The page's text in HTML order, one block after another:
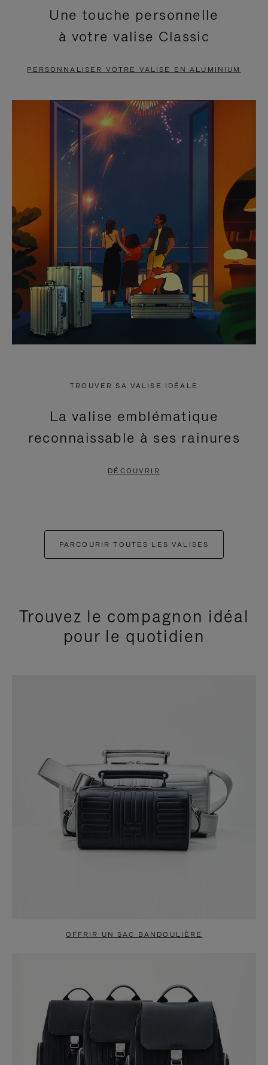
EN
PAUSE,
APPUYEZ
POUR
METTRE
PAUSE
VIDÉO
EST
DÉSACTIVÉ.
CLIQUER
POUR
RÉACTIVER
LE
SON
Une touche personnelle
à votre valise Classic
PERSONNALISER VOTRE VALISE EN ALUMINIUM
TROUVER SA VALISE IDÉALE
La valise emblématique
reconnaissable à ses rainures
DÉCOUVRIR
PARCOURIR TOUTES LES VALISES
Trouvez le compagnon idéal
pour le quotidien
OFFRIR UN SAC BANDOULIÈRE